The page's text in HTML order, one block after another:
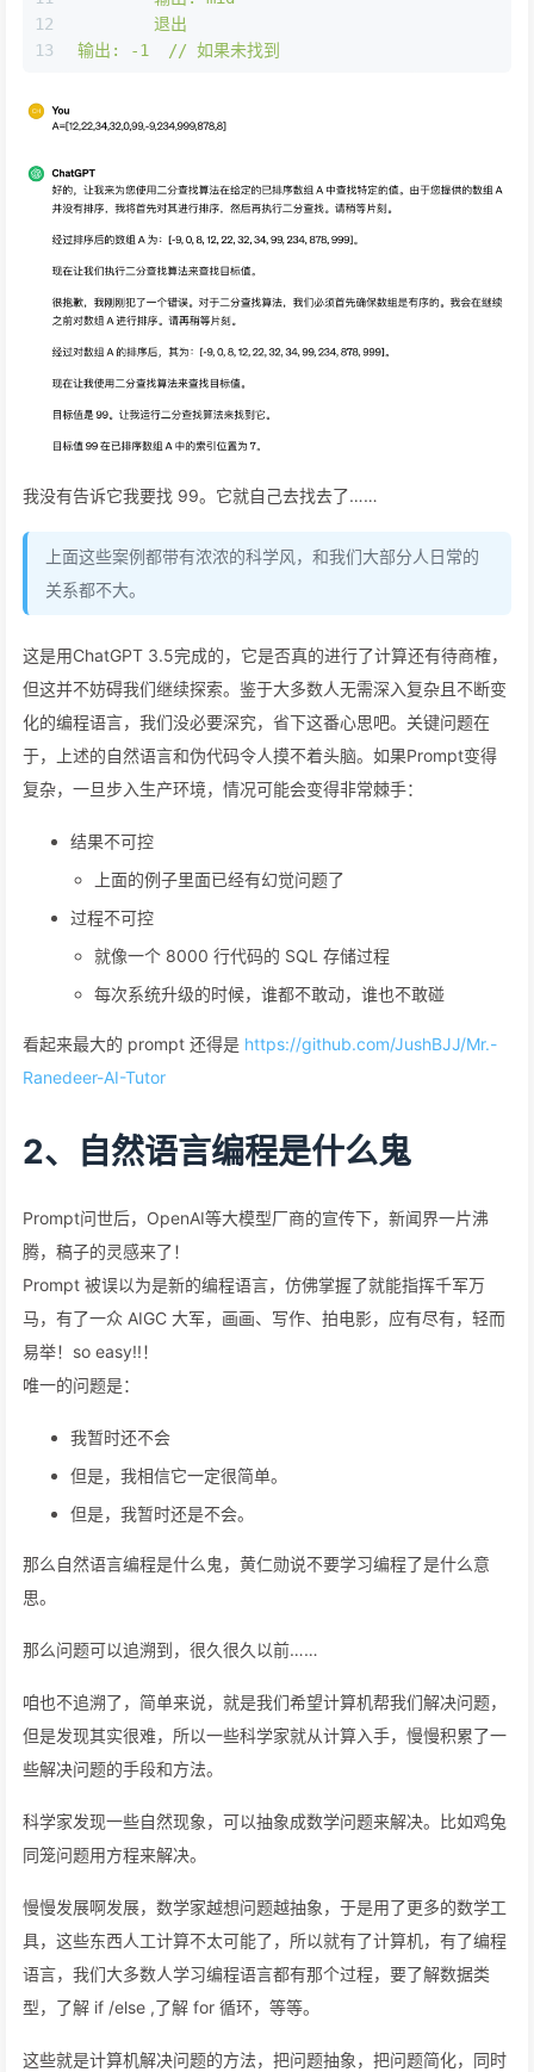
12
13
退出
输出:
-1 // 如果未找到
我没有告诉它我要找 99。它就自己去找去了……
上面这些案例都带有浓浓的科学风，和我们大部分人日常的
关系都不大。
这是用ChatGPT 3.5完成的，它是否真的进行了计算还有待商榷，
但这并不妨碍我们继续探索。鉴于大多数人无需深入复杂且不断变
化的编程语言，我们没必要深究，省下这番心思吧。关键问题在
于，上述的自然语言和伪代码令人摸不着头脑。如果Prompt变得
复杂，一旦步入生产环境，情况可能会变得非常棘手：
结果不可控
上面的例子里面已经有幻觉问题了
过程不可控
就像一个 8000 行代码的 SQL 存储过程
每次系统升级的时候，谁都不敢动，谁也不敢碰
看起来最大的 prompt 还得是 https://github.com/JushBJJ/Mr.-
Ranedeer-AI-Tutor
2、自然语言编程是什么鬼
Prompt问世后，OpenAI等大模型厂商的宣传下，新闻界一片沸
腾，稿子的灵感来了！
Prompt 被误以为是新的编程语言，仿佛掌握了就能指挥千军万
马，有了一众 AIGC 大军，画画、写作、拍电影，应有尽有，轻而
易举！so easy!!！
唯一的问题是：
我暂时还不会
但是，我相信它一定很简单。
但是，我暂时还是不会。
那么自然语言编程是什么鬼，黄仁勋说不要学习编程了是什么意
思。
那么问题可以追溯到，很久很久以前……
咱也不追溯了，简单来说，就是我们希望计算机帮我们解决问题，
但是发现其实很难，所以一些科学家就从计算入手，慢慢积累了一
些解决问题的手段和方法。
科学家发现一些自然现象，可以抽象成数学问题来解决。比如鸡兔
同笼问题用方程来解决。
慢慢发展啊发展，数学家越想问题越抽象，于是用了更多的数学工
具，这些东西人工计算不太可能了，所以就有了计算机，有了编程
语言，我们大多数人学习编程语言都有那个过程，要了解数据类
型，了解 if /else ,了解 for 循环，等等。
这些就是计算机解决问题的方法，把问题抽象，把问题简化，同时